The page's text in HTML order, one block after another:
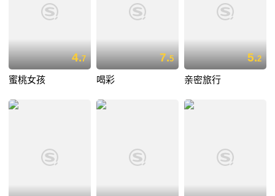
4.7
蜜桃女孩
7.5
喝彩
5.2
亲密旅行